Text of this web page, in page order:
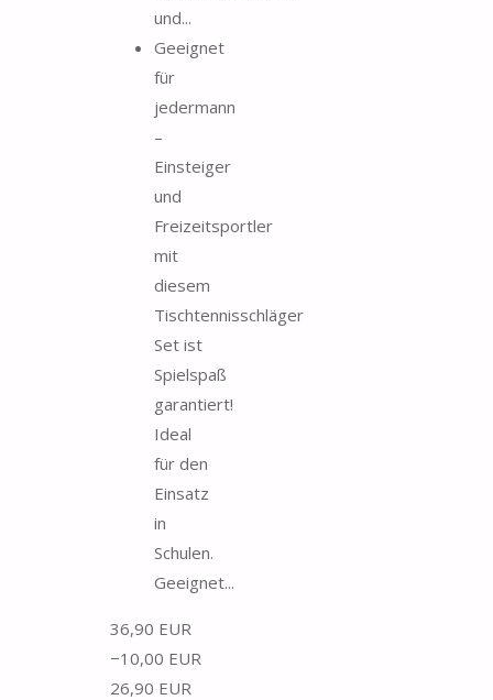
und...
Geeignet
für
jedermann
–
Einsteiger
und
Freizeitsportler
mit
diesem
Tischtennisschläger
Set ist
Spielspaß
garantiert!
Ideal
für den
Einsatz
in
Schulen.
Geeignet...
36,90 EUR
−10,00 EUR
26,90 EUR